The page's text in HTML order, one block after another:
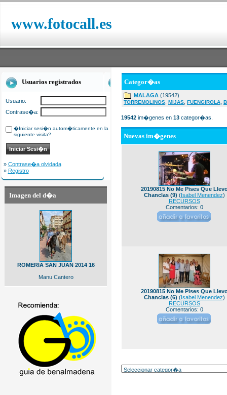
www.fotocall.es
Usuarios registrados
Usuario:
Contrase�a:
�Iniciar sesi�n autom�ticamente en la
siguiente visita?
» Contrase�a olvidada
» Registro
Imagen del d�a
ROMERIA SAN JUAN 2014 16
Manu Cantero
Categor�as
MALAGA (19542)
TORREMOLINOS MIJAS FUENGIROLA
19542 im�genes en 13 categor�as.
Nuevas im�genes
20190815 No Me Pises Que
Chanclas (9) (Isabel Menendez)
RECURSOS
Comentarios: 0
20190815 No Me Pises Que
Chanclas (6) (Isabel Menendez)
RECURSOS
Comentarios: 0